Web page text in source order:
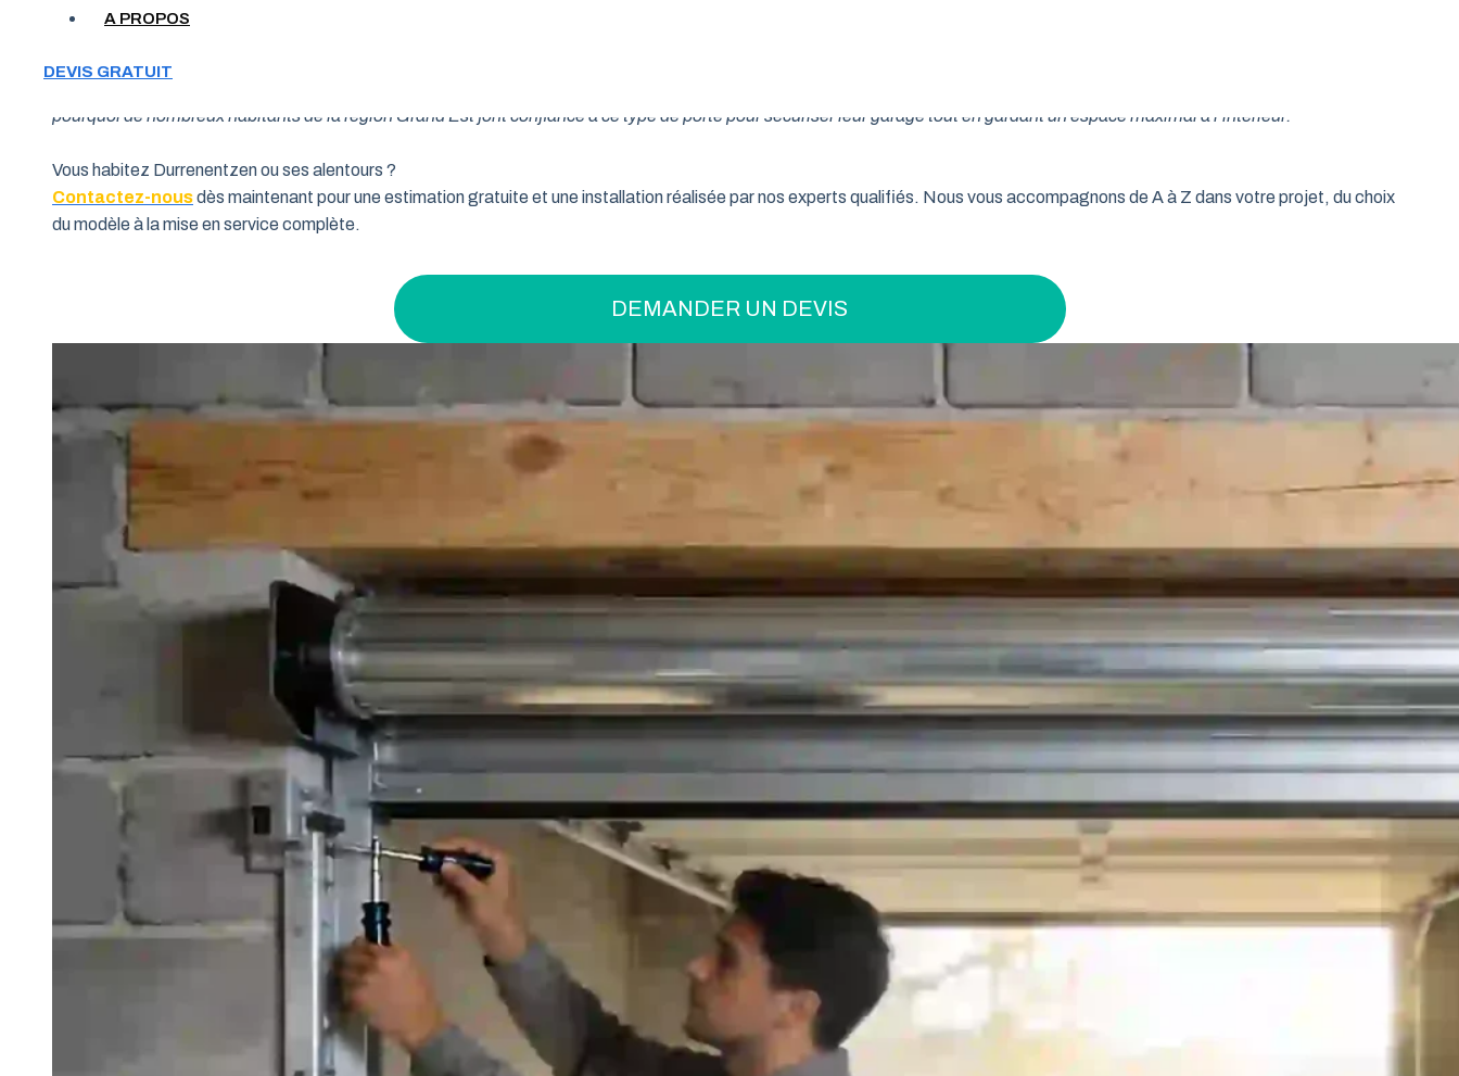
A PROPOS
DEVIS GRATUIT
pourquoi de nombreux habitants de la région Grand Est font confiance à ce type de porte pour sécuriser leur garage tout en gardant un espace maximal à l’intérieur.
Vous habitez Durrenentzen ou ses alentours ?
Contactez-nousdès maintenant pour une estimation gratuite et une installation réalisée par nos experts qualifiés. Nous vous accompagnons de A à Z dans votre projet, du choix
du modèle à la mise en service complète.
DEMANDER UN DEVIS